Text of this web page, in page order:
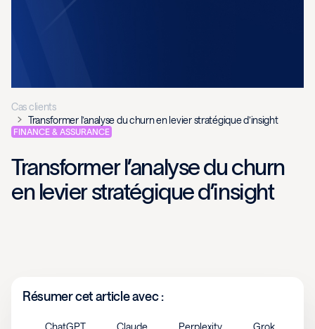
Cas clients
Transformer l’analyse du churn en levier stratégique d’insight
FINANCE & ASSURANCE
Transformer l’analyse du churn
en levier stratégique d’insight
Résumer cet article avec :
ChatGPT Claude Perplexity Grok